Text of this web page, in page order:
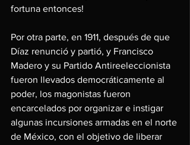
fortuna entonces!
Por otra parte, en 1911, después de que
Díaz renunció y partió, y Francisco
Madero y su Partido Antireeleccionista
fueron llevados democráticamente al
poder, los magonistas fueron
encarcelados por organizar e instigar
algunas incursiones armadas en el norte
de México, con el objetivo de liberar